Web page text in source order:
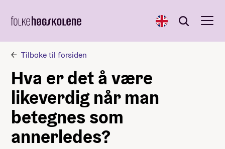
English Søk
Søk
Tilbake til forsiden
Hva er det å være
likeverdig når man
betegnes som
annerledes?